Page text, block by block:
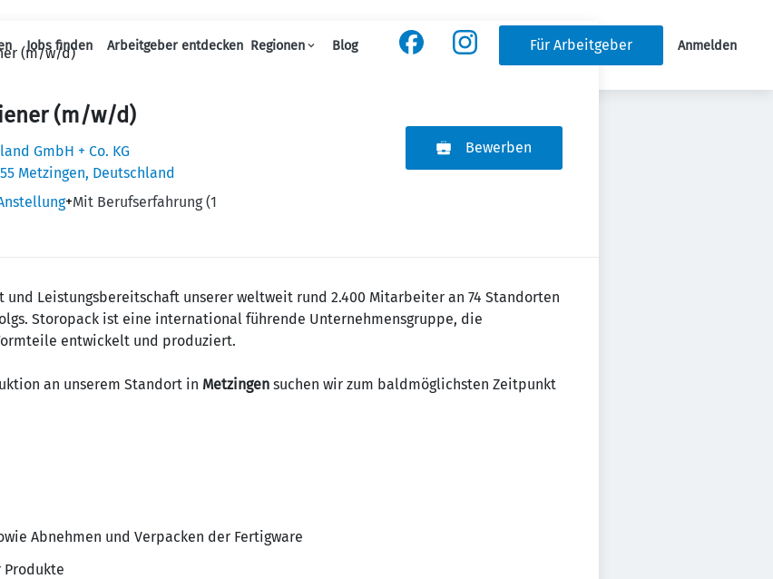
Haupt-Navigation
Jobs finden Arbeitgeber entdecken Regionen Blog Für Arbeitgeber Anmelden
(m/w/d)
(m/w/d)
GmbH + Co. KG
Metzingen, Deutschland
+Mit Berufserfahrung (1
Bewerben
Leistungsbereitschaft unserer weltweit rund 2.400 Mitarbeiter an 74 Standorten
Storopack ist eine international führende Unternehmensgruppe, die
entwickelt und produziert.
an unserem Standort in Metzingen suchen wir zum baldmöglichsten Zeitpunkt
Abnehmen und Verpacken der Fertigware
Produkte